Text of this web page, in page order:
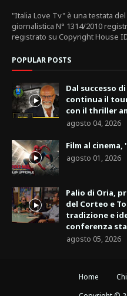
"Italia Love Tv" è una testata
giornalistica N° 1314/2010
registrato su Copyright House
POPULAR POSTS
Dal successo
continua il
con il thriller
agosto 04, 2026
Film al cinema,
agosto 01, 2026
Palio di Oria,
del Corteo e
tradizione e
conferenza
agosto 05, 2026
Home